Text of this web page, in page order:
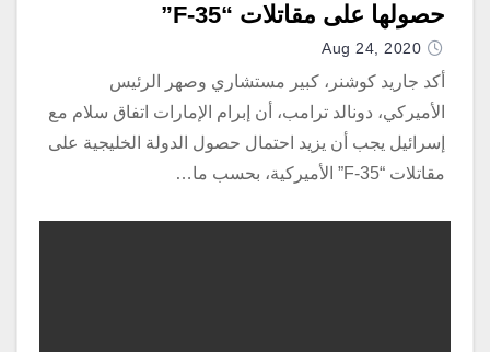
حصولها على مقاتلات “F-35”
Aug 24, 2020
أكد جاريد كوشنر، كبير مستشاري وصهر الرئيس
الأميركي، دونالد ترامب، أن إبرام الإمارات اتفاق سلام مع
إسرائيل يجب أن يزيد احتمال حصول الدولة الخليجية على
مقاتلات “F-35” الأميركية، بحسب ما…